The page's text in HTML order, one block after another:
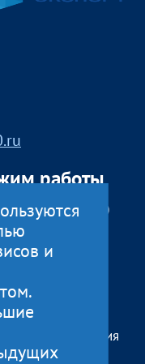
работы
чт:09:00 — 18:00
— 17:00
с 13:00 до 14:00
Карелия
и